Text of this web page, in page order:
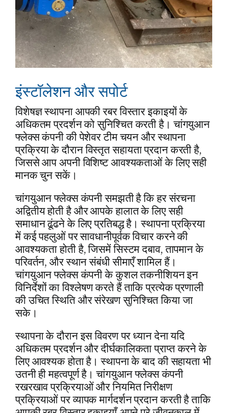
इंस्टॉलेशन और सपोर्ट
विशेषज्ञ स्थापना आपकी रबर विस्तार इकाइयों के
अधिकतम प्रदर्शन को सुनिश्चित करती है। चांगयुआन
फ्लेक्स कंपनी की पेशेवर टीम चयन और स्थापना
प्रक्रिया के दौरान विस्तृत सहायता प्रदान करती है,
जिससे आप अपनी विशिष्ट आवश्यकताओं के लिए सही
मानक चुन सकें।
चांगयुआन फ्लेक्स कंपनी समझती है कि हर संरचना
अद्वितीय होती है और आपके हालात के लिए सही
समाधान ढूंढने के लिए प्रतिबद्ध है। स्थापना प्रक्रिया
में कई पहलुओं पर सावधानीपूर्वक विचार करने की
आवश्यकता होती है, जिसमें सिस्टम दबाव, तापमान के
परिवर्तन, और स्थान संबंधी सीमाएँ शामिल हैं।
चांगयुआन फ्लेक्स कंपनी के कुशल तकनीशियन इन
विनिर्देशों का विश्लेषण करते हैं ताकि प्रत्येक प्रणाली
की उचित स्थिति और संरेखण सुनिश्चित किया जा
सके।
स्थापना के दौरान इस विवरण पर ध्यान देना यदि
अधिकतम प्रदर्शन और दीर्घकालिकता प्राप्त करने के
लिए आवश्यक होता है। स्थापना के बाद की सहायता भी
उतनी ही महत्वपूर्ण है। चांगयुआन फ्लेक्स कंपनी
रखरखाव प्रक्रियाओं और नियमित निरीक्षण
प्रक्रियाओं पर व्यापक मार्गदर्शन प्रदान करती है ताकि